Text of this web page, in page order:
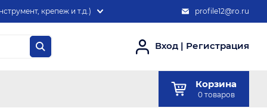
крепеж и т.д.) profile12@ro.ru
Вход | Регистрация
Корзина
0 товаров